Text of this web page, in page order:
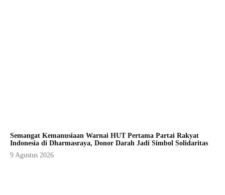
Semangat Kemanusiaan Warnai HUT Pertama Partai Rakyat
Indonesia di Dharmasraya, Donor Darah Jadi Simbol Solidaritas
9 Agustus 2026